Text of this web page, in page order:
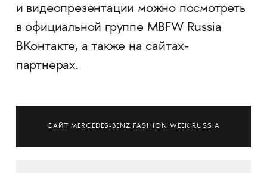
и видеопрезентации можно посмотреть
в официальной группе MBFW Russia
ВКонтакте, а также на сайтах-
партнерах.
САЙТ MERCEDES-BENZ FASHION WEEK RUSSIA